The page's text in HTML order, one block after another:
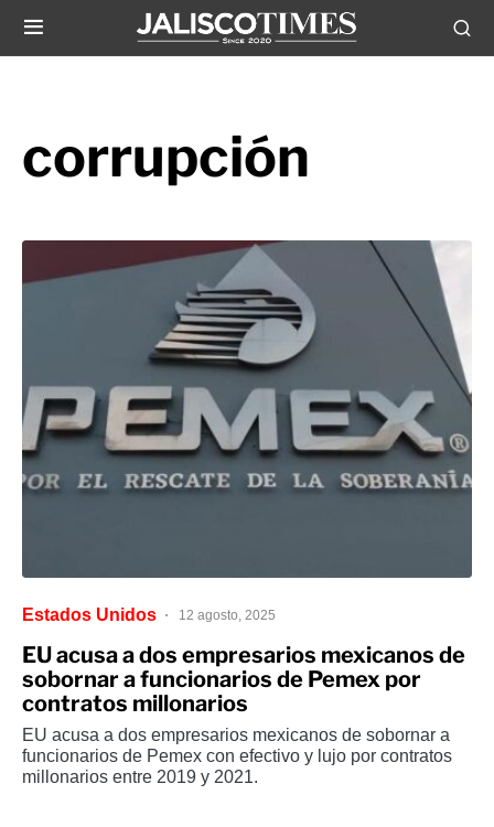
corrupción
Estados Unidos 12 agosto, 2025
EU acusa a dos empresarios mexicanos de
sobornar a funcionarios de Pemex por
contratos millonarios
EU acusa a dos empresarios mexicanos de sobornar a
funcionarios de Pemex con efectivo y lujo por contratos
millonarios entre 2019 y 2021.